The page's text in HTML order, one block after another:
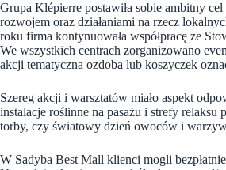
Grupa Klépierre postawiła sobie ambitny
rozwojem oraz działaniami na rzecz
roku firma kontynuowała współpracę ze
We wszystkich centrach zorganizowano
akcji tematyczna ozdoba lub koszyczek
Szereg akcji i warsztatów miało aspekt
instalacje roślinne na pasażu i strefy relaksu
torby, czy światowy dzień owoców i
W Sadyba Best Mall klienci mogli